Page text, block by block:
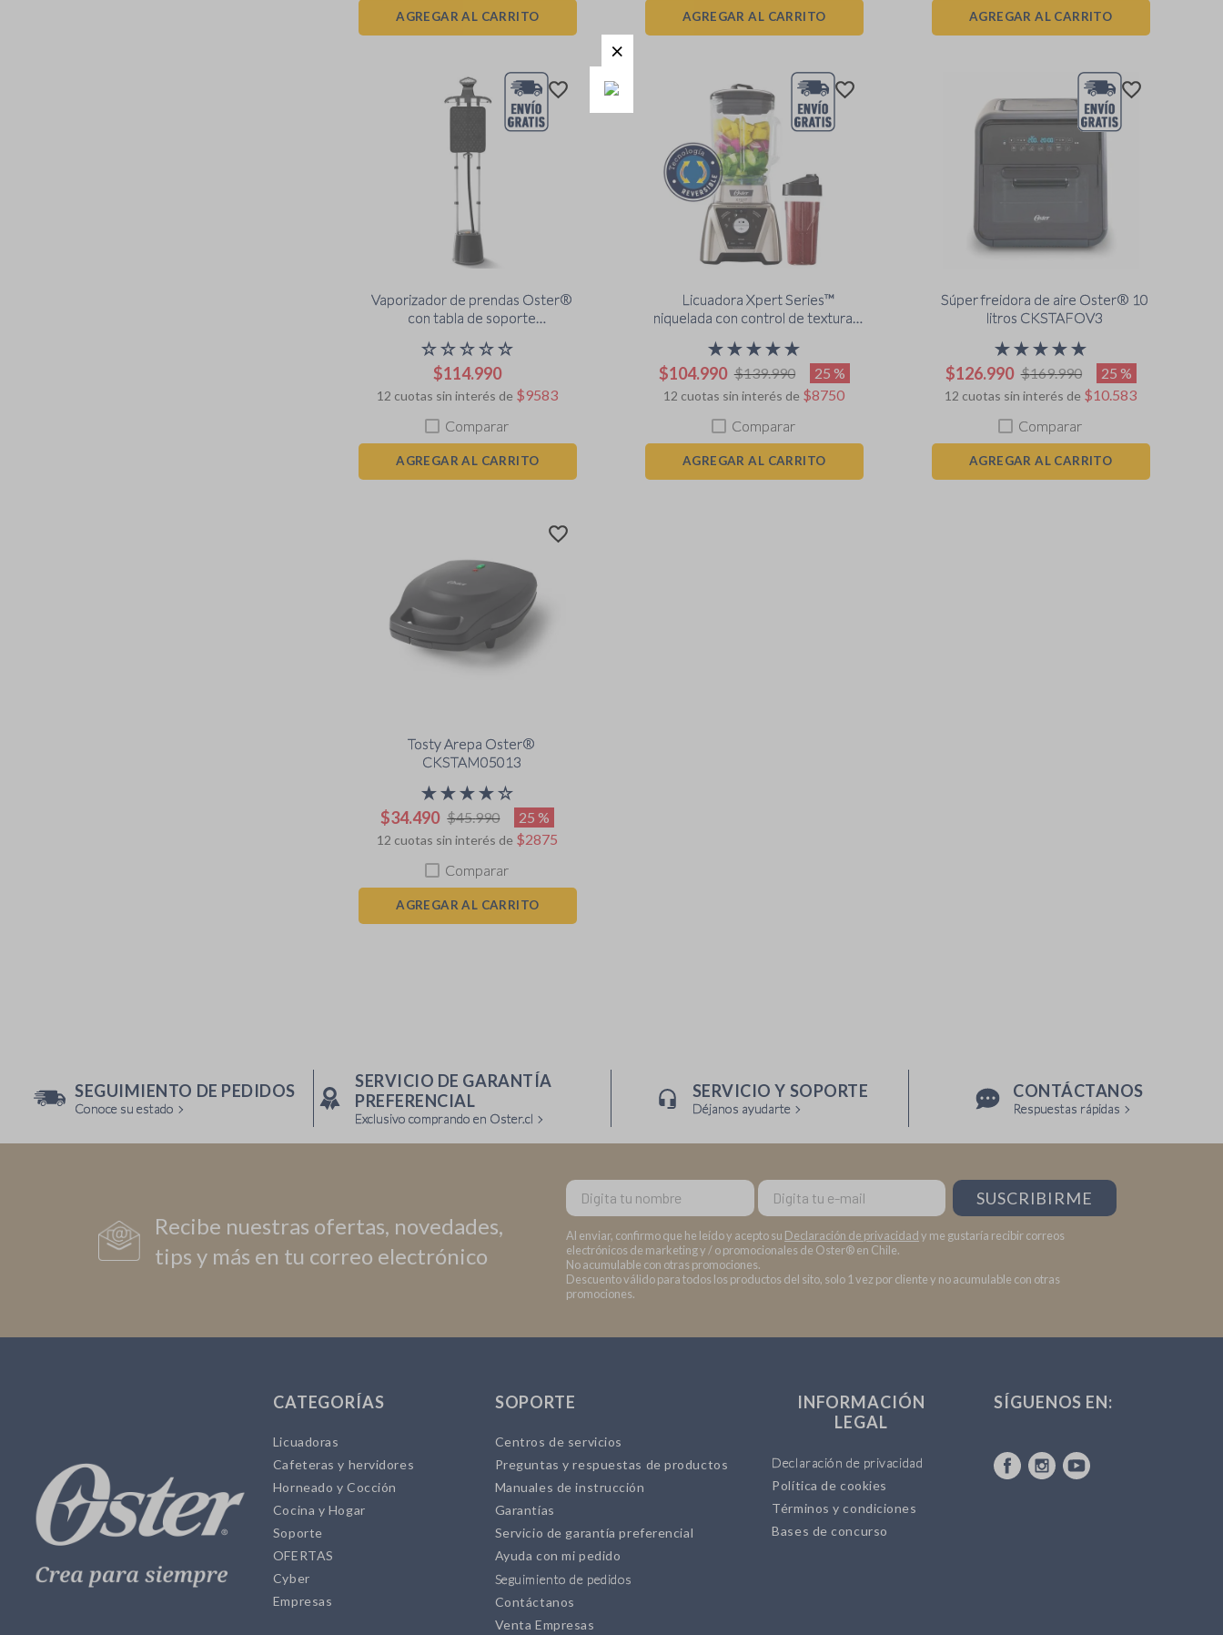
AGREGAR AL CARRITO AGREGAR AL CARRITO AGREGAR AL CARRITO
Vaporizador de prendas Oster®
con tabla de soporte
☆☆☆☆☆
$114.990
12 cuotas sin interés de $9583
Comparar
AGREGAR AL CARRITO
Licuadora Xpert Series™
niquelada con control de textura y
★★★★★
$104.990 $139.990 25 %
12 cuotas sin interés de $8750
Comparar
AGREGAR AL CARRITO
Súper freidora de aire Oster® 10
litros CKSTAFOV3
★★★★★
$126.990 $169.990 25 %
12 cuotas sin interés de $10 583
Comparar
AGREGAR AL CARRITO
Tosty Arepa Oster®
CKSTAM05013
★★★★☆
$34.490 $45.990 25 %
12 cuotas sin interés de $2875
Comparar
AGREGAR AL CARRITO
SEGUIMIENTO DE PEDIDOS
Conoce su estado
SERVICIO DE GARANTÍA
PREFERENCIAL
Exclusivo comprando en Oster.cl
SERVICIO Y SOPORTE
Déjanos ayudarte
CONTÁCTANOS
Respuestas rápidas
Recibe nuestras ofertas, novedades,
tips y más en tu correo electrónico
Nombre Email
SUSCRIBIRME
Al enviar, confirmo que he leído y acepto su Declaración de privacidady me gustaría recibir correos
electrónicos de marketing y / o promocionales de Oster® en Chile.
No acumulable con otras promociones.
Descuento válido para todos los productos del sito, solo 1 vez por cliente y no acumulable con otras
promociones.
CATEGORÍAS
Licuadoras
Cafeteras y hervidores
Horneado y Cocción
Cocina y Hogar
Soporte
OFERTAS
Cyber
Empresas
SOPORTE
Centros de servicios
Preguntas y respuestas de productos
Manuales de instrucción
Garantías
Servicio de garantía preferencial
Ayuda con mi pedido
Seguimiento de pedidos
Contáctanos
Venta Empresas
INFORMACIÓN
LEGAL
Declaración de privacidad
Política de cookies
Términos y condiciones
Bases de concurso
SÍGUENOS EN: